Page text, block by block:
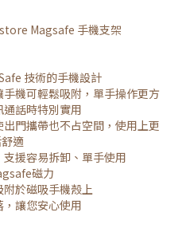
Magsafe 手機支架
技術的手機設計
機可輕鬆吸附，單手操作更方
話時特別實用
門攜帶也不占空間，使用上更
適
援容易拆卸、單手使用
磁力
於磁吸手機殼上
讓您安心使用